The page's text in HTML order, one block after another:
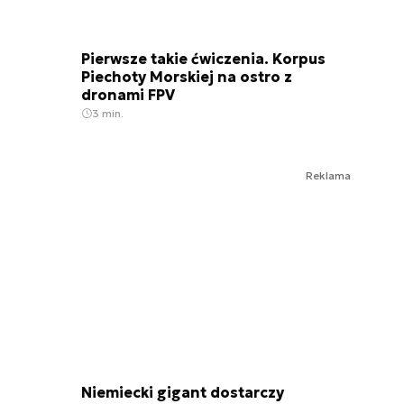
Pierwsze takie ćwiczenia. Korpus
Piechoty Morskiej na ostro z
dronami FPV
3 min.
Reklama
Niemiecki gigant dostarczy